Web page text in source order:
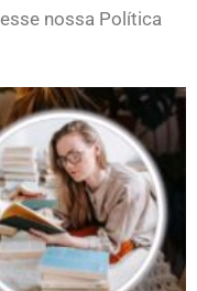
nossa Política